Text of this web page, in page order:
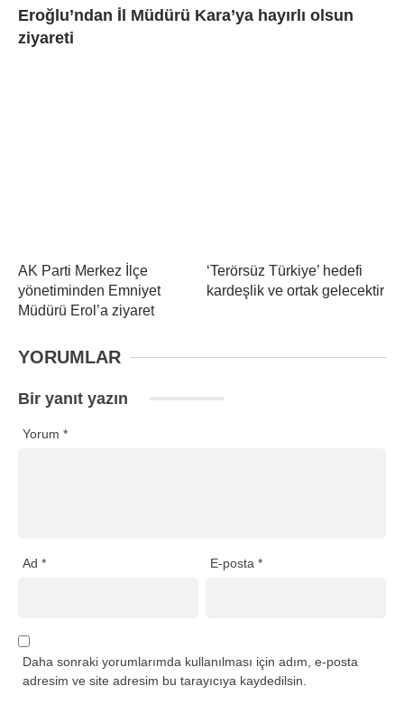
Eroğlu’ndan İl Müdürü Kara’ya hayırlı olsun
ziyareti
AK Parti Merkez İlçe
yönetiminden Emniyet
Müdürü Erol’a ziyaret
‘Terörsüz Türkiye’ hedefi
kardeşlik ve ortak gelecektir
YORUMLAR
Bir yanıt yazın
Yorum *
Ad * E-posta*
Daha sonraki yorumlarımda kullanılması için adım, e-posta
adresim ve site adresim bu tarayıcıya kaydedilsin.